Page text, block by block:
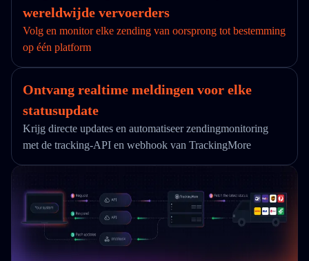
wereldwijde vervoerders
Volg en monitor elke zending van oorsprong tot bestemming
op één platform
Ontvang realtime meldingen voor elke
statusupdate
Krijg directe updates en automatiseer zendingmonitoring
met de tracking-API en webhook van TrackingMore